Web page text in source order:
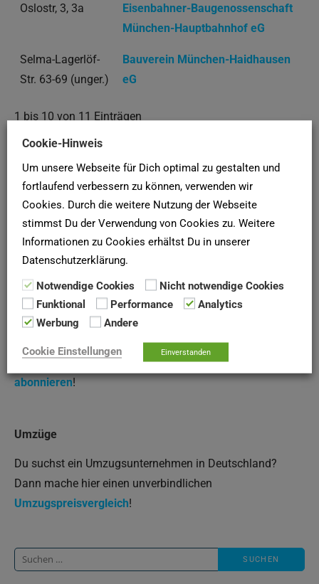
Oslostr, 3, 3a
Eisenbahner-Baugenossenschaft
München-Hauptbahnhof eG
Selma-Lagerlöf-
Str. 63-69 (unger.)
Bauverein München-Haidhausen
eG
1 bis 10 von 11 Einträgen
SCHUFA-AUSKUNFT
Hier deineSCHUFA-Bonitätsauskunft für Vermieter online
bei derSCHUFAanfordern!
Newsletter
Mehr als 5.000 Menschen haben unseren Newsletter für
die Wohnungssuche abonniert. Warum du nicht?
abonnieren!
Umzüge
Du suchst ein Umzugsunternehmen in Deutschland?
Dann mache hier einen unverbindlichen
Umzugspreisvergleich!
Suche
Cookie-Hinweis
Um unsere Webseite für Dich optimal zu gestalten und
fortlaufend verbessern zu können, verwenden wir
Cookies. Durch die weitere Nutzung der Webseite
stimmst Du der Verwendung von Cookies zu. Weitere
Informationen zu Cookies erhältst Du in unserer
Datenschutzerklärung.
Notwendige Cookies
Nicht notwendige Cookies
Funktional
Performance
Analytics
Werbung
Andere
Cookie Einstellungen Einverstanden